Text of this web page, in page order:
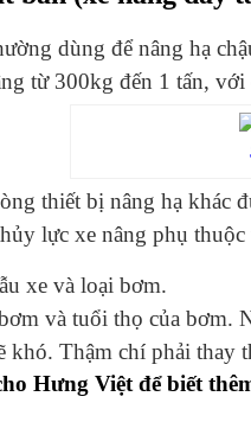
dùng để nâng hạ
từ 300kg đến 1 tấn,
thiết bị nâng hạ khác
lực xe nâng phụ thuộc
xe và loại bơm.
và tuổi thọ của bơm.
khó. Thậm chí phải thay
Hưng Việt để biết